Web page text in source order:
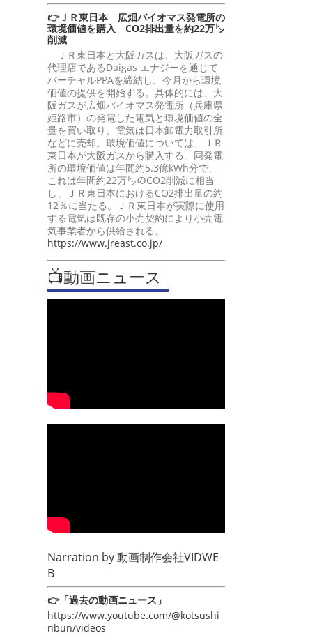
👉ＪＲ東日本 広畑バイオマス発電所の
環境価値を購入 CO2排出量を約22万㌧
削減
ＪＲ東日本と大阪ガスは、大阪ガスの
代理店であるDaigas エナジーを通じて
バーチャルPPAを締結し、今月から環境
価値の提供を開始する。具体的には、大
阪ガスが広畑バイオマス発電所（兵庫県
姫路市）の発電した電気と環境価値の全
量を買い取り、電気は日本卸電力取引所
などに売却。環境価値については、ＪＲ
東日本が大阪ガスから購入する。同発電
所の環境価値は年間約5.3億kWh分で、
これは年間約22万㌧のCO2削減に相当
し、ＪＲ東日本におけるCO2排出量の約
12％に当たる。ＪＲ東日本が実際に使用
する電気は既存の小売契約により小売電
気事業者から供給される。
https://www.jreast.co.jp/
📺動画ニュース
Narration by動画制作会社VIDWE
B
👉「過去の動画ニュース」
https://www.youtube.com/@kotsushi
nbun/videos